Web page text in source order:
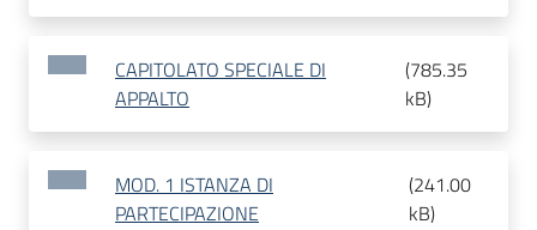
CAPITOLATO SPECIALE DI
APPALTO
(785.35
kB)
MOD. 1 ISTANZA DI
PARTECIPAZIONE
(241.00
kB)